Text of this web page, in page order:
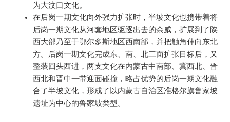
为大汶口文化。
在后岗一期文化向外强力扩张时，半坡文化也携带着将
后岗一期文化从河套地区驱逐出去的余威，扩展到了陕
西大部乃至于鄂尔多斯地区西南部，并把触角伸向东北
方。后岗一期文化完成东、南、北三面扩张目标后，又
整装回头西进，两支文化在内蒙古中南部、冀西北、晋
西北和晋中一带迎面碰撞，略占优势的后岗一期文化融
合了半坡文化，形成了以内蒙古自治区准格尔旗鲁家坡
遗址为中心的鲁家坡类型。